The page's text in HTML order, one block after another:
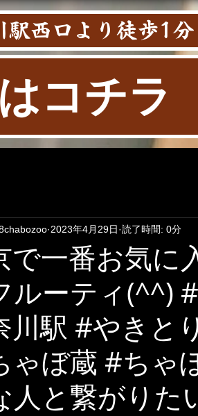
駅西口より徒歩1分
コチラ
で一番お気に
ルーティ(^^)
川駅 #やきと
ゃぼ蔵 #ちゃ
人と繋がりた
2023年4月29日 読了時間: 0分